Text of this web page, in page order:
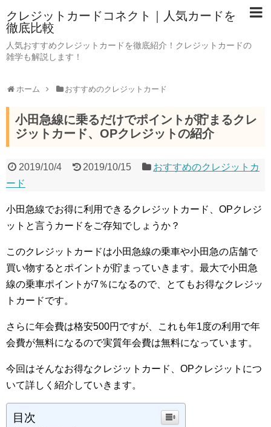
クレジットカードコネクト｜人気カードを
徹底比較
人気おすすめクレジットカードを徹底紹介！クレジットカードの
雑学も解説します！
ホーム おすすめのクレジットカード
小田急線に乗るだけでポイントが貯まるクレ
ジットカード、OPクレジットの紹介
2019/10/4 2019/10/15
おすすめのクレジットカ
ード
小田急線でお得に利用できるクレジットカード、OPクレジ
ットと言うカードをご存知でしょうか？
このクレジットカードは小田急線の乗車や小田急の店舗で
買い物するとポイントが貯まっていきます。最大で小田急
線の乗車ポイントが7％になるので、とてもお得なクレジッ
トカードです。
さらに年会費は格安500円ですが、これも年1度の利用で年
会費が無料になるので実質年会費は無料になっています。
今回はそんなお得なクレジットカード、OPクレジットにつ
いて詳しく紹介していきます。
目次